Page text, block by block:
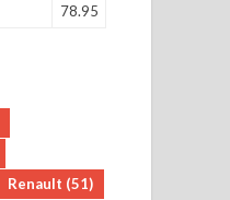
78.95
Renault (51)